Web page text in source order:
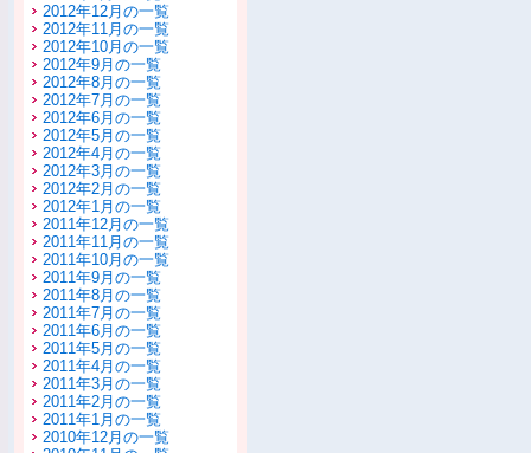
2012年12月の一覧
2012年11月の一覧
2012年10月の一覧
2012年9月の一覧
2012年8月の一覧
2012年7月の一覧
2012年6月の一覧
2012年5月の一覧
2012年4月の一覧
2012年3月の一覧
2012年2月の一覧
2012年1月の一覧
2011年12月の一覧
2011年11月の一覧
2011年10月の一覧
2011年9月の一覧
2011年8月の一覧
2011年7月の一覧
2011年6月の一覧
2011年5月の一覧
2011年4月の一覧
2011年3月の一覧
2011年2月の一覧
2011年1月の一覧
2010年12月の一覧